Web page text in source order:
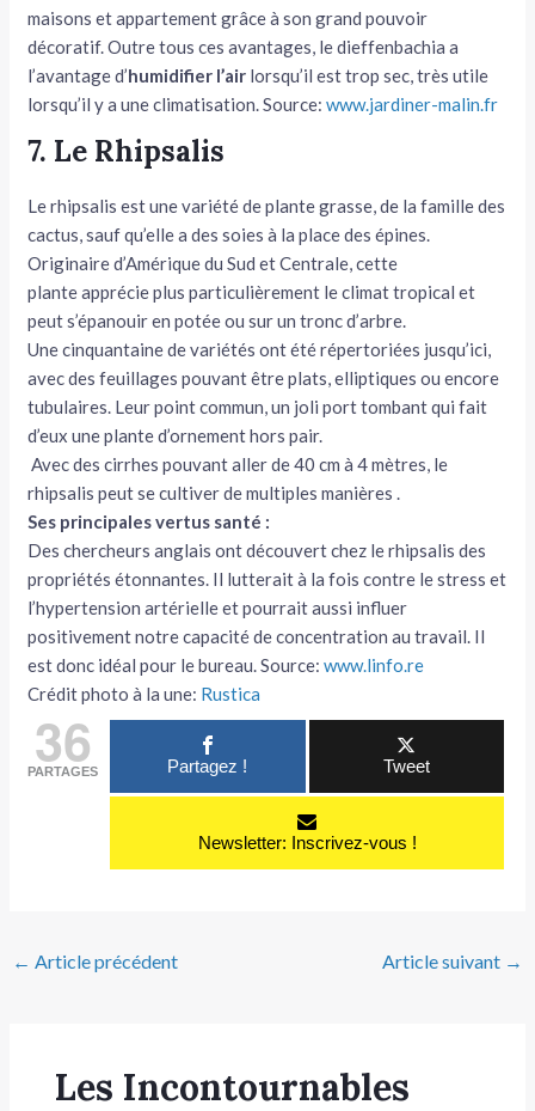
maisons et appartement grâce à son grand pouvoir
décoratif. Outre tous ces avantages, le dieffenbachia a
l’avantage d’humidifier l’air lorsqu’il est trop sec, très utile
lorsqu’il y a une climatisation. Source:www.jardiner-malin.fr
7. Le Rhipsalis
Le rhipsalis est une variété de plante grasse, de la famille des
cactus, sauf qu’elle a des soies à la place des épines.
Originaire d’Amérique du Sud et Centrale, cette
plante apprécie plus particulièrement le climat tropical et
peut s’épanouir en potée ou sur un tronc d’arbre.
Une cinquantaine de variétés ont été répertoriées jusqu’ici,
avec des feuillages pouvant être plats, elliptiques ou encore
tubulaires. Leur point commun, un joli port tombant qui fait
d’eux une plante d’ornement hors pair.
Avec des cirrhes pouvant aller de 40 cm à 4 mètres, le
rhipsalis peut se cultiver de multiples manières .
Ses principales vertus santé :
Des chercheurs anglais ont découvert chez le rhipsalis des
propriétés étonnantes. Il lutterait à la fois contre le stress et
l’hypertension artérielle et pourrait aussi influer
positivement notre capacité de concentration au travail. Il
est donc idéal pour le bureau. Source:www.linfo.re
Crédit photo à la une: Rustica
36
PARTAGES Partagez ! Tweet
Newsletter: Inscrivez-vous !
← Article précédent Article suivant →
Les Incontournables